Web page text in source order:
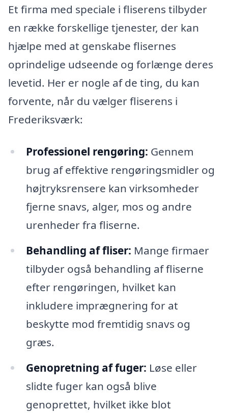
Et firma med speciale i fliserens tilbyder
en række forskellige tjenester, der kan
hjælpe med at genskabe flisernes
oprindelige udseende og forlænge deres
levetid. Her er nogle af de ting, du kan
forvente, når du vælger fliserens i
Frederiksværk:
Professionel rengøring: Gennem
brug af effektive rengøringsmidler og
højtryksrensere kan virksomheder
fjerne snavs, alger, mos og andre
urenheder fra fliserne.
Behandling af fliser: Mange firmaer
tilbyder også behandling af fliserne
efter rengøringen, hvilket kan
inkludere imprægnering for at
beskytte mod fremtidig snavs og
græs.
Genopretning af fuger: Løse eller
slidte fuger kan også blive
genoprettet, hvilket ikke blot